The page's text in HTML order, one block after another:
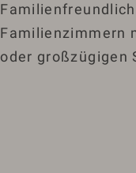
Familienzimmern
oder großzügigen